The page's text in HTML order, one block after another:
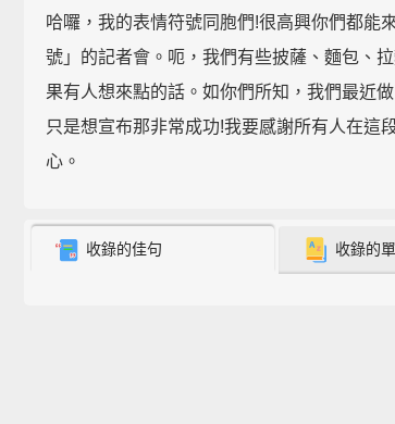
哈囉，我的表情符號同胞們!很高興你們都能
號」的記者會。呃，我們有些披薩、麵包、
果有人想來點的話。如你們所知，我們最近
只是想宣布那非常成功!我要感謝所有人在這
心。
"transitional period"?
收錄的佳句 收錄的